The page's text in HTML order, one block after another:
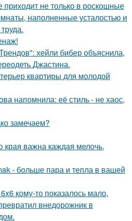
приходит не только в роскошные
наполненные усталостью и
хейли бибер объяснила,
Джастина.
квартиры для молодой
напомнила: её стиль - не хаос,
замечаем?
края важна каждая мелочь,
- больше пара и тепла в вашей
кому-то показалось мало,
внедорожник в